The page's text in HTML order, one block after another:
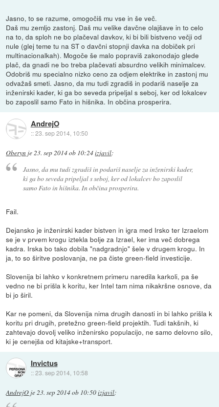
Jasno, to se razume, omogočiš mu vse in še več.
Daš mu zemljo zastonj. Daš mu velike davčne olajšave in to celo
na to, da sploh ne bo plačeval davkov, ki bi bili bistveno večji od
nule (glej teme tu na ST o davčni stopnji davka na dobiček pri
multinacionalkah). Mogoče še malo popraviš zakonodajo glede
plač, da gnadi ne bo treba plačevati absurdno velikih minimalcev.
Odobriš mu specialno nizko ceno za odjem elektrike in zastonj mu
odvažaš smeti. Jasno, da mu tudi zgradiš in podariš naselje za
inženirski kader, ki ga bo seveda pripeljal s seboj, ker od lokalcev
bo zaposlil samo Fato in hišnika. In občina prosperira.
AndrejO
::23. sep 2014, 10:50
Oberyn je23. sep 2014 ob 10:24izjavil:
Jasno, da mu tudi zgradiš in podariš naselje za inženirski kader,
ki ga bo seveda pripeljal s seboj, ker od lokalcev bo zaposlil
samo Fato in hišnika. In občina prosperira.
Fail.
Dejansko je inženirski kader bistven in igra med Irsko ter Izraelom
se je v prvem krogu iztekla bolje za Izrael, ker ima več dobrega
kadra. Irska bo tako dobila "nadgradnjo" šele v drugem krogu. In
ja, to so širitve poslovanja, ne pa čiste green-field investicije.
Slovenija bi lahko v konkretnem primeru naredila karkoli, pa še
vedno ne bi prišla k koritu, ker Intel tam nima nikakršne osnove, da
bi jo širil.
Kar ne pomeni, da Slovenija nima drugih danosti in bi lahko prišla k
koritu pri drugih, pretežno green-field projektih. Tudi takšnih, ki
zahtevajo dovolj veliko inženirsko populacijo, ne samo delovno silo,
ki je cenejša od kitajske+transport.
Invictus
::23. sep 2014, 10:58
AndrejO je23. sep 2014 ob 10:50izjavil: